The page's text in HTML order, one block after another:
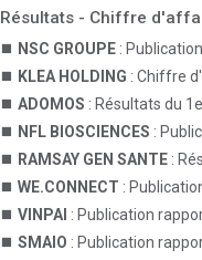
Résultats - Chiffre
NSC GROUPE :
KLEA HOLDING : Chiffre
ADOMOS : Résultats du
NFL BIOSCIENCES :
RAMSAY GEN SANTE :
WE.CONNECT :
VINPAI : Publication
SMAIO : Publication